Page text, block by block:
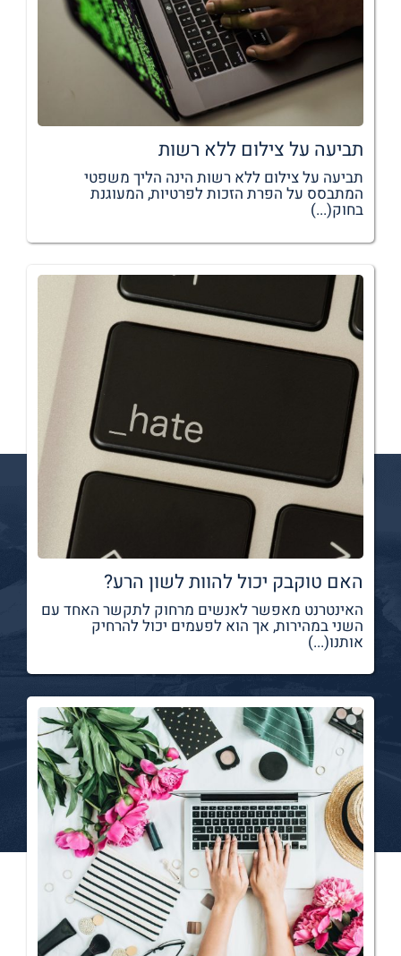
תביעה על צילום ללא רשות
תביעה על צילום ללא רשות הינה הליך משפטי
המתבסס על הפרת הזכות לפרטיות, המעוגנת
בחוק(...)
האם טוקבק יכול להוות לשון הרע?
האינטרנט מאפשר לאנשים מרחוק לתקשר האחד עם
השני במהירות, אך הוא לפעמים יכול להרחיק
אותנו(...)